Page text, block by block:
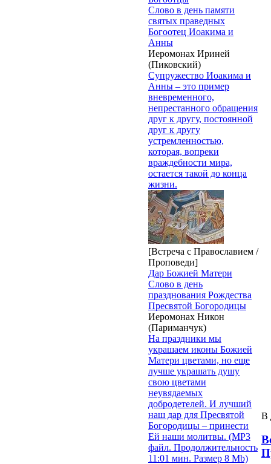
Слово в день памяти
святых праведных
Богоотец Иоакима и
Анны
Иеромонах Ириней
(Пиковский)
Супружество Иоакима и
Анны – это пример
вневременного,
непрестанного обращения
друг к другу, постоянной
друг к другу
устремленностью,
которая, вопреки
враждебности мира,
остается такой до конца
жизни.
[Встреча с Православием /
Проповеди]
Дар Божией Матери
Слово в день
празднования Рождества
Пресвятой Богородицы
Иеромонах Никон
(Париманчук)
На праздники мы
украшаем иконы Божией
Матери цветами, но еще
лучше украшать душу
свою цветами
неувядаемых
добродетелей. И лучший
наш дар для Пресвятой
Богородицы – принести
Ей наши молитвы. (MP3
файл. Продолжительность
11:01 мин. Размер 8 Mb)
В